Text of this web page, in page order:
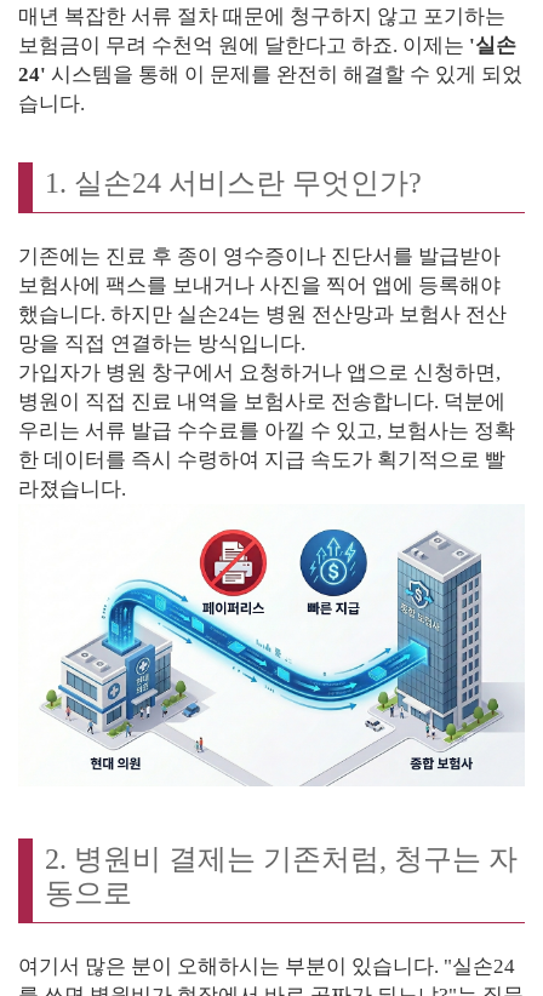
매년 복잡한 서류 절차 때문에 청구하지 않고 포기하는
보험금이 무려 수천억 원에 달한다고 하죠. 이제는 '실손
24' 시스템을 통해 이 문제를 완전히 해결할 수 있게 되었
습니다.
1. 실손24 서비스란 무엇인가?
기존에는 진료 후 종이 영수증이나 진단서를 발급받아
보험사에 팩스를 보내거나 사진을 찍어 앱에 등록해야
했습니다. 하지만 실손24는 병원 전산망과 보험사 전산
망을 직접 연결하는 방식입니다.
가입자가 병원 창구에서 요청하거나 앱으로 신청하면,
병원이 직접 진료 내역을 보험사로 전송합니다. 덕분에
우리는 서류 발급 수수료를 아낄 수 있고, 보험사는 정확
한 데이터를 즉시 수령하여 지급 속도가 획기적으로 빨
라졌습니다.
2. 병원비 결제는 기존처럼, 청구는 자
동으로
여기서 많은 분이 오해하시는 부분이 있습니다. "실손24